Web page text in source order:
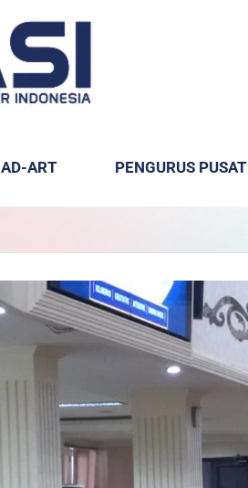
AD-ART PENGURUS PUSAT